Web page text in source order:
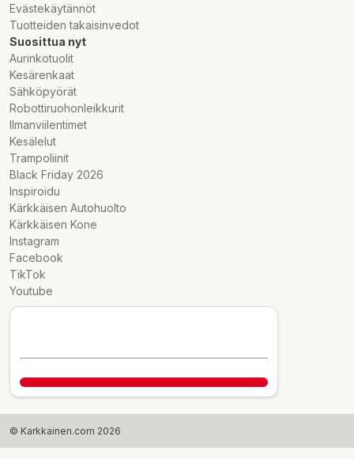
Evästekäytännöt
Tuotteiden takaisinvedot
Suosittua nyt
Aurinkotuolit
Kesärenkaat
Sähköpyörät
Robottiruohonleikkurit
Ilmanviilentimet
Kesälelut
Trampoliinit
Black Friday 2026
Inspiroidu
Kärkkäisen Autohuolto
Kärkkäisen Kone
Instagram
Facebook
TikTok
Youtube
© Karkkainen.com 2026